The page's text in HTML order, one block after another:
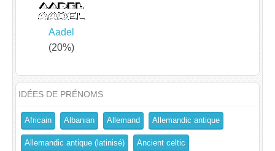
Aadel
(20%)
IDÉES DE PRÉNOMS
Africain Albanian Allemand Allemandic antique
Allemandic antique (latinisé) Ancient celtic